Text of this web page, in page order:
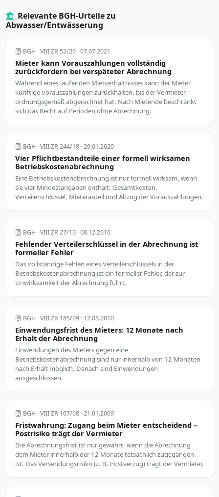
Relevante BGH-Urteile zu
Abwasser/Entwässerung
BGH · VIII ZR 52/20 · 07.07.2021
Mieter kann Vorauszahlungen vollständig
zurückfordern bei verspäteter Abrechnung
Während eines laufenden Mietverhältnisses kann der Mieter
künftige Vorauszahlungen zurückhalten, bis der Vermieter
ordnungsgemäß abgerechnet hat. Nach Mietende beschränkt
sich das Recht auf Perioden ohne Abrechnung.
BGH · VIII ZR 244/18 · 29.01.2020
Vier Pflichtbestandteile einer formell wirksamen
Betriebskostenabrechnung
Eine Betriebskostenabrechnung ist nur formell wirksam, wenn
sie vier Mindestangaben enthält: Gesamtkosten,
Verteilerschlüssel, Mieteranteil und Abzug der Vorauszahlungen.
BGH · VIII ZR 27/10 · 08.12.2010
Fehlender Verteilerschlüssel in der Abrechnung ist
formeller Fehler
Das vollständige Fehlen eines Verteilerschlüssels in der
Betriebskostenabrechnung ist ein formeller Fehler, der zur
Unwirksamkeit der Abrechnung führt.
BGH · VIII ZR 185/09 · 12.05.2010
Einwendungsfrist des Mieters: 12 Monate nach
Erhalt der Abrechnung
Einwendungen des Mieters gegen eine
Betriebskostenabrechnung sind nur innerhalb von 12 Monaten
nach Erhalt möglich. Danach sind Einwendungen
ausgeschlossen.
BGH · VIII ZR 107/08 · 21.01.2009
Fristwahrung: Zugang beim Mieter entscheidend –
Postrisiko trägt der Vermieter
Die Abrechnungsfrist ist nur gewahrt, wenn die Abrechnung
dem Mieter innerhalb der 12 Monate tatsächlich zugegangen
ist. Das Versendungsrisiko (z. B. Postverzug) trägt der Vermieter.